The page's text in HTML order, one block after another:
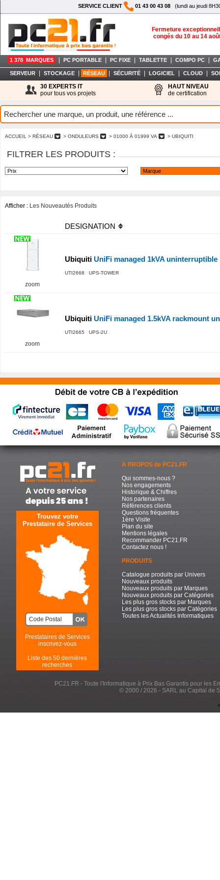
SERVICE CLIENT 01 43 00 43 08 (lundi au jeudi
Fermeture
congés du 10 au 14
1 378 MARQUES PC PORTABLE PC FIXE TABLETTE COMPO PC
SERVEUR STOCKAGE RÉSEAU SÉCURITÉ LOGICIEL CLOUD
30 EXPERTS IT
pour tous vos projets
HAUT NIVEAU
de certification
ACCUEIL > RÉSEAU > ONDULEURS > 01000 À 01999 VA > UBIQUITI
FILTRER LES PRODUITS :
Afficher : Les Nouveautés Produits
DESIGNATION
zoom
Ubiquiti UniFi managed 1kVA
UTI2668 UPS-TOWER
zoom
Ubiquiti UniFi managed 1.5kVA rackmount
UTI2665 UPS-2U
Trouvez votre
Prestataire de Services
Prestataires de Services
inscrivez-vous
Liste des 50 dernières
recherches
A PROPOS de PC21.FR
Qui sommes-nous ?
Nos engagements
Historique & Chiffres
Nos partenaires
Références clients
Questions fréquentes
1ère Visite
Plan du site
Mentions légales
Recommander PC21.FR
Contactez nous !
PRODUITS
Catalogue produits par Univers
Nouveaux produits
Nouveaux produits par Marques
Nouveaux produits par Catégories
Les plus gros stocks par Marques
Les plus gros stocks par Catégories
Toutes les Actualités Informatiques
PC21.FR - Toute l'Informatique à Prix Bas Garantis pour les
© 2000 / 2026 - SARL au Capital de